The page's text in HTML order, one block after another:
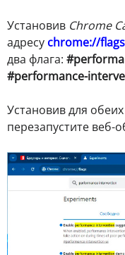
Установив Chrome
адресу chrome://flags
два флага:
#performance-
Установив для
перезапустите веб-